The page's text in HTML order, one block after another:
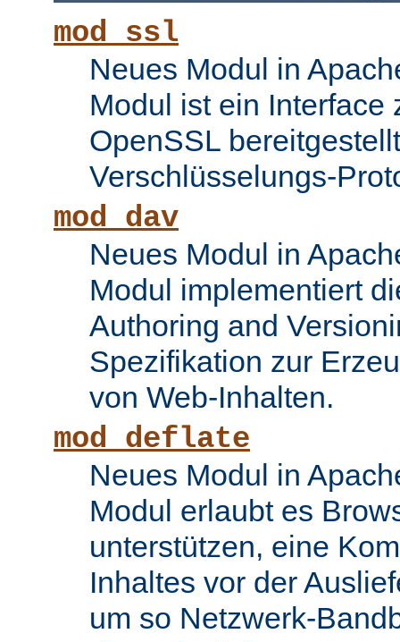
mod_ssl
Neues Modul in
Modul ist ein Interface
OpenSSL
Verschlüsselungs-
mod_dav
Neues Modul in
Modul implementiert
Authoring and
Spezifikation zur
von Web-Inhalten.
mod_deflate
Neues Modul in
Modul erlaubt es
unterstützen, eine
Inhaltes vor der
um so Netzwerk-